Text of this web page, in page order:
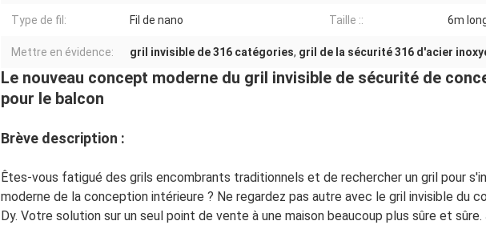
Type de fil: Fil de nano Taille :: 6m
Mettre en évidence: gril invisible de 316 catégories, gril de la sécurité 316 d'acier
Le nouveau concept moderne du gril invisible de sécurité de
pour le balcon
Brève description :
Êtes-vous fatigué des grils encombrants traditionnels et de rechercher un gril pour
moderne de la conception intérieure ? Ne regardez pas autre avec le gril invisible du
Dy. Votre solution sur un seul point de vente à une maison beaucoup plus sûre et sûre.